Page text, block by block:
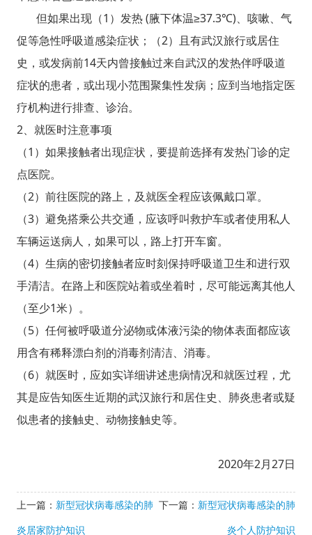
但如果出现（1）发热 (腋下体温≥37.3℃)、咳嗽、气
促等急性呼吸道感染症状；（2）且有武汉旅行或居住
史，或发病前14天内曾接触过来自武汉的发热伴呼吸道
症状的患者，或出现小范围聚集性发病；应到当地指定医
疗机构进行排查、诊治。
2、就医时注意事项
（1）如果接触者出现症状，要提前选择有发热门诊的定
点医院。
（2）前往医院的路上，及就医全程应该佩戴口罩。
（3）避免搭乘公共交通，应该呼叫救护车或者使用私人
车辆运送病人，如果可以，路上打开车窗。
（4）生病的密切接触者应时刻保持呼吸道卫生和进行双
手清洁。在路上和医院站着或坐着时，尽可能远离其他人
（至少1米）。
（5）任何被呼吸道分泌物或体液污染的物体表面都应该
用含有稀释漂白剂的消毒剂清洁、消毒。
（6）就医时，应如实详细讲述患病情况和就医过程，尤
其是应告知医生近期的武汉旅行和居住史、肺炎患者或疑
似患者的接触史、动物接触史等。
2020年2月27日
上一篇： 新型冠状病毒感染的肺
炎居家防护知识
下一篇： 新型冠状病毒感染的肺
炎个人防护知识